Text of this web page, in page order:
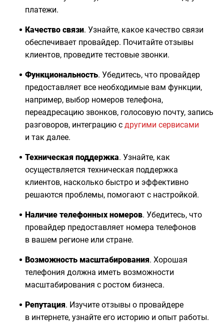
платежи.
Качество связи. Узнайте, какое качество связи
обеспечивает провайдер. Почитайте отзывы
клиентов, проведите тестовые звонки.
Функциональность. Убедитесь, что провайдер
предоставляет все необходимые вам функции,
например, выбор номеров телефона,
переадресацию звонков, голосовую почту, запись
разговоров, интеграцию с другими сервисами
и так далее.
Техническая поддержка. Узнайте, как
осуществляется техническая поддержка
клиентов, насколько быстро и эффективно
решаются проблемы, помогают с настройкой.
Наличие телефонных номеров. Убедитесь, что
провайдер предоставляет номера телефонов
в вашем регионе или стране.
Возможность масштабирования. Хорошая
телефония должна иметь возможности
масштабирования с ростом бизнеса.
Репутация. Изучите отзывы о провайдере
в интернете, узнайте его историю и опыт работы.